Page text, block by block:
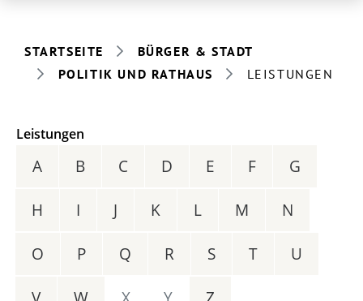
STARTSEITE
BÜRGER & STADT
POLITIK UND RATHAUS
LEISTUNGEN
Leistungen
A B C D E F G
H I J K L M N
O P Q R S T U